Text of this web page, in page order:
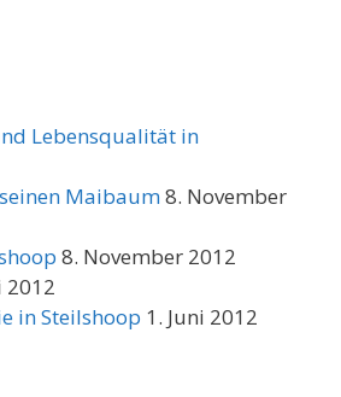
Lebensqualität in
Maibaum8. November
8. November 2012
2012
in Steilshoop 1. Juni 2012